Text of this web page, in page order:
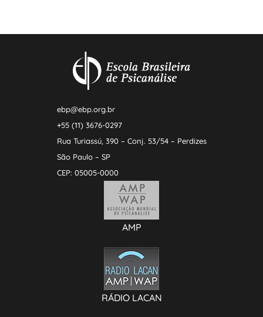
ebp@ebp.org.br
+55 (11) 3676-0297
Rua Turiassú, 390 – Conj. 53/54 – Perdizes
São Paulo – SP
CEP: 05005-0000
AMP
RÁDIO LACAN